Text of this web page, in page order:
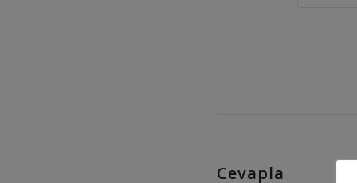
Cevapla